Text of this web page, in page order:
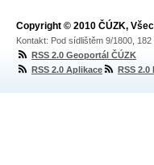
Copyright © 2010 ČÚZK,
Kontakt: Pod sídlištěm 9/1800,
RSS 2.0 Geoportál ČÚZK
RSS 2.0 Aplikace
RSS 2.0